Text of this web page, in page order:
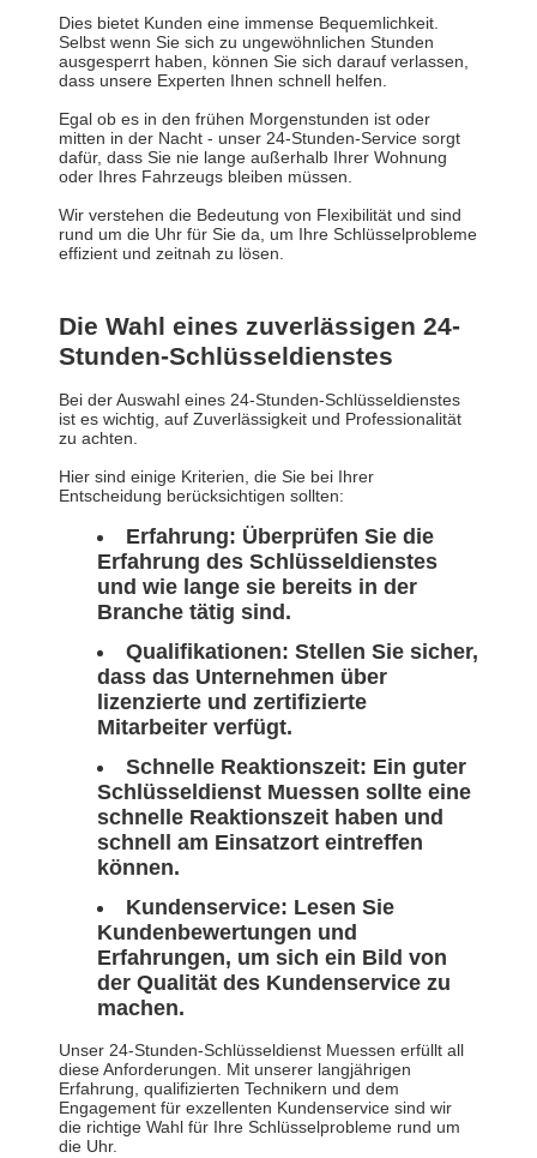
Dies bietet Kunden eine immense Bequemlichkeit.
Selbst wenn Sie sich zu ungewöhnlichen Stunden
ausgesperrt haben, können Sie sich darauf verlassen,
dass unsere Experten Ihnen schnell helfen.
Egal ob es in den frühen Morgenstunden ist oder
mitten in der Nacht - unser 24-Stunden-Service sorgt
dafür, dass Sie nie lange außerhalb Ihrer Wohnung
oder Ihres Fahrzeugs bleiben müssen.
Wir verstehen die Bedeutung von Flexibilität und sind
rund um die Uhr für Sie da, um Ihre Schlüsselprobleme
effizient und zeitnah zu lösen.
Die Wahl eines zuverlässigen 24-
Stunden-Schlüsseldienstes
Bei der Auswahl eines 24-Stunden-Schlüsseldienstes
ist es wichtig, auf Zuverlässigkeit und Professionalität
zu achten.
Hier sind einige Kriterien, die Sie bei Ihrer
Entscheidung berücksichtigen sollten:
Erfahrung: Überprüfen Sie die
Erfahrung des Schlüsseldienstes
und wie lange sie bereits in der
Branche tätig sind.
Qualifikationen: Stellen Sie sicher,
dass das Unternehmen über
lizenzierte und zertifizierte
Mitarbeiter verfügt.
Schnelle Reaktionszeit: Ein guter
Schlüsseldienst Muessen sollte eine
schnelle Reaktionszeit haben und
schnell am Einsatzort eintreffen
können.
Kundenservice: Lesen Sie
Kundenbewertungen und
Erfahrungen, um sich ein Bild von
der Qualität des Kundenservice zu
machen.
Unser 24-Stunden-Schlüsseldienst Muessen erfüllt all
diese Anforderungen. Mit unserer langjährigen
Erfahrung, qualifizierten Technikern und dem
Engagement für exzellenten Kundenservice sind wir
die richtige Wahl für Ihre Schlüsselprobleme rund um
die Uhr.